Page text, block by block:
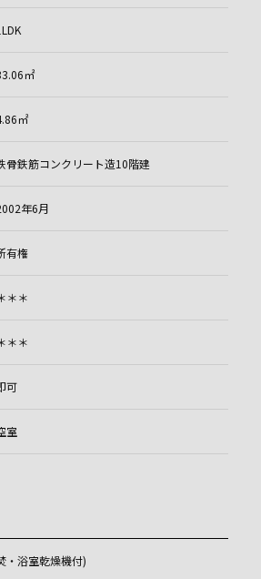
㎡
㎡
骨鉄筋コンクリート造10階建
年6月
有権
＊＊
＊＊
可
室
・浴室乾燥機付)